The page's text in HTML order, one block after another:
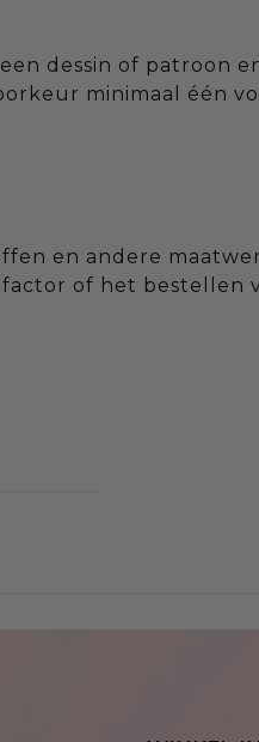
dessin of patroon
minimaal één
en andere
of het bestellen